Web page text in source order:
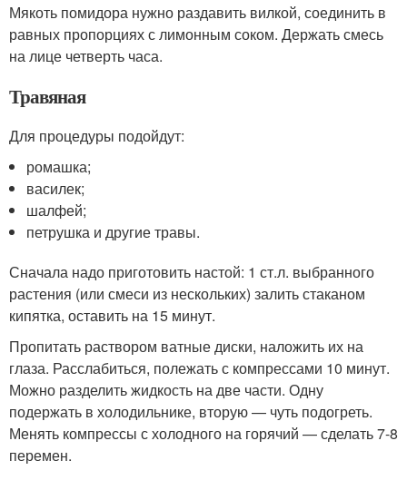
Мякоть помидора нужно раздавить вилкой, соединить в
равных пропорциях с лимонным соком. Держать смесь
на лице четверть часа.
Травяная
Для процедуры подойдут:
ромашка;
василек;
шалфей;
петрушка и другие травы.
Сначала надо приготовить настой: 1 ст.л. выбранного
растения (или смеси из нескольких) залить стаканом
кипятка, оставить на 15 минут.
Пропитать раствором ватные диски, наложить их на
глаза. Расслабиться, полежать с компрессами 10 минут.
Можно разделить жидкость на две части. Одну
подержать в холодильнике, вторую — чуть подогреть.
Менять компрессы с холодного на горячий — сделать 7-8
перемен.